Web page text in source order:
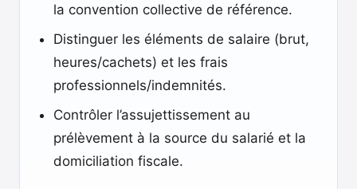
la convention collective de référence.
Distinguer les éléments de salaire (brut,
heures/cachets) et les frais
professionnels/indemnités.
Contrôler l’assujettissement au
prélèvement à la source du salarié et la
domiciliation fiscale.